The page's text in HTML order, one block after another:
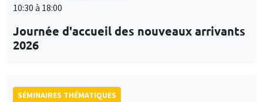
10:30 à 18:00
Journée d'accueil des nouveaux arrivants
2026
SÉMINAIRES THÉMATIQUES